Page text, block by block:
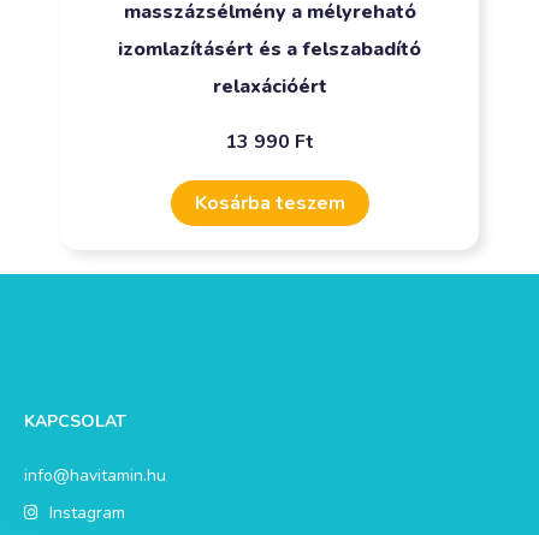
masszázsélmény a mélyreható
izomlazításért és a felszabadító
relaxációért
13 990 Ft
Kosárba teszem
KAPCSOLAT
info@havitamin.hu
Instagram